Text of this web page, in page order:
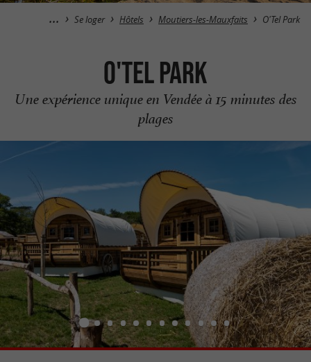
Se loger Hôtels Moutiers-les-Mauxfaits O'Tel Park
O'Tel Park
Une expérience unique en Vendée à 15 minutes des
plages